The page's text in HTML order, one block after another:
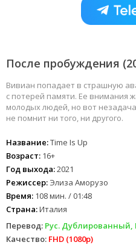
После пробуждения
Вивиан попадает в страшную
с потерей памяти. Ее внимания
молодых людей, но вот
не помнит ни того, ни другого.
Название:Time Is Up
Возраст: 16+
Год выхода:2021
Режиссер: Элиза Аморузо
Время: 108 мин. / 01:48
Страна:Италия
Перевод: Рус. Дублированный,
Качество: FHD (1080p)